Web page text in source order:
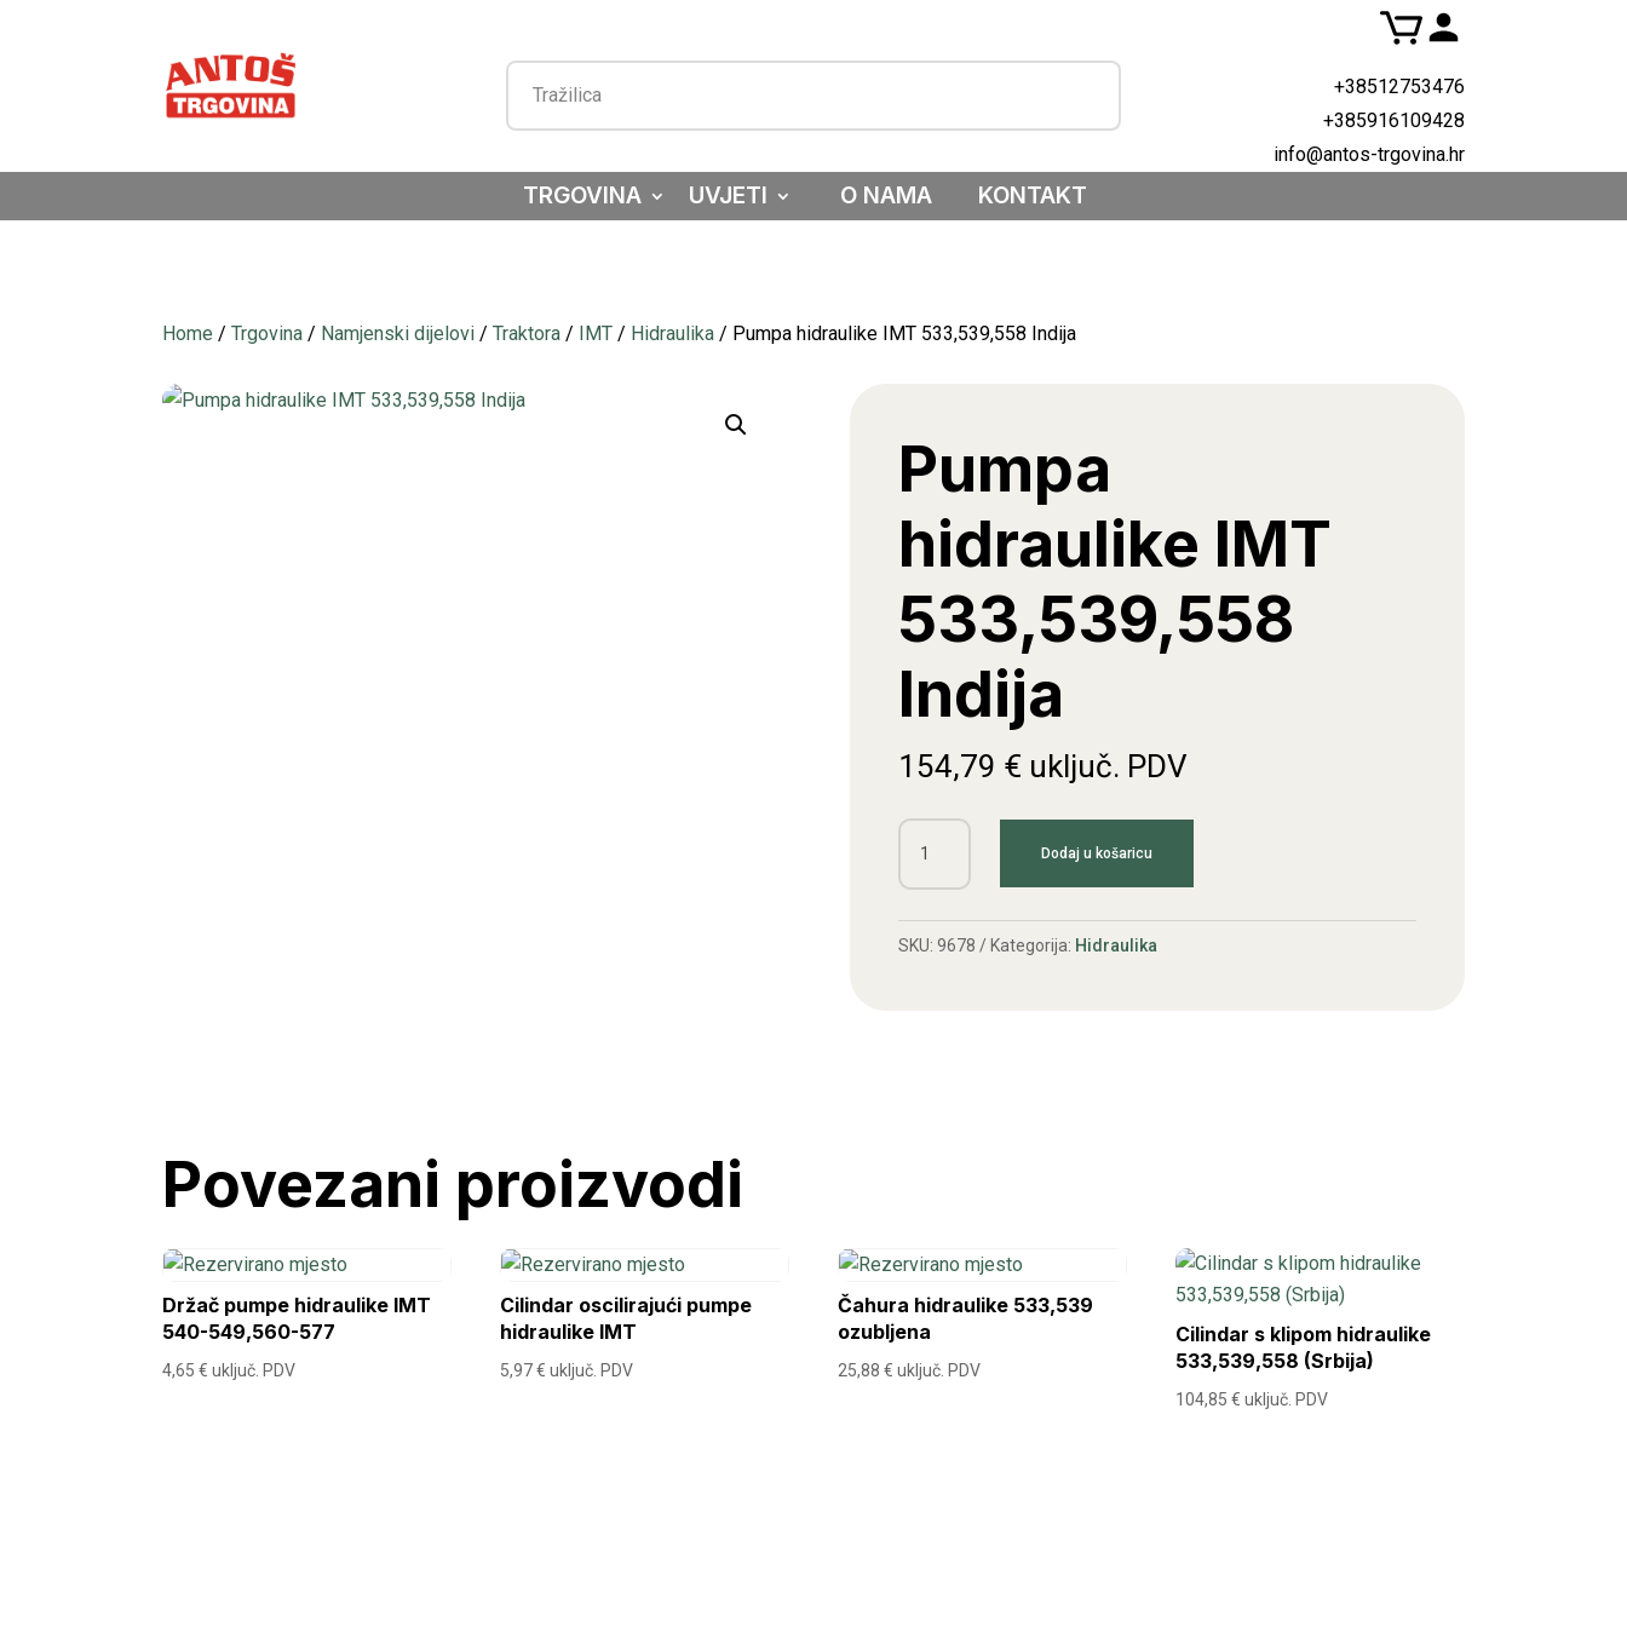
+38512753476
+385916109428
info@antos-trgovina.hr
TRGOVINA UVJETI O NAMA KONTAKT
Home /Trgovina / Namjenski dijelovi /Traktora / IMT / Hidraulika / Pumpa hidraulike IMT 533,539,558 Indija
Pumpa
hidraulike IMT
533,539,558
Indija
154,79 € uključ. PDV
Pumpa
hidraulike
533,539,558
Dodaj u košaricu
SKU: 9678 Kategorija: Hidraulika
Povezani proizvodi
Držač pumpe hidraulike IMT
540-549,560-577
4,65€ uključ. PDV
Cilindar oscilirajući pumpe
hidraulike IMT
5,97€ uključ. PDV
Čahura hidraulike 533,539
ozubljena
25,88€ uključ. PDV
Cilindar s klipom hidraulike
533,539,558 (Srbija)
104,85€ uključ. PDV